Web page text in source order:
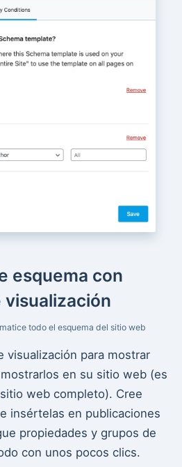
esquema con
todo el esquema del sitio web
visualización para mostrar
en su sitio web (es
web completo). Cree
insértelas en publicaciones
propiedades y grupos de
con unos pocos clics.